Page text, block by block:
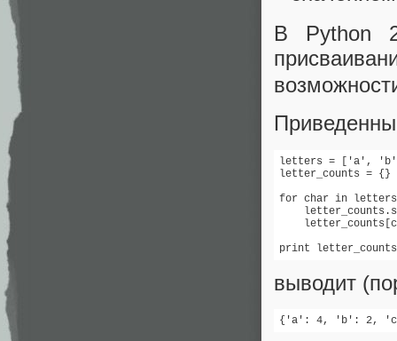
В Python
letters = ['a',
letter_counts = {}
for char in
print letter_counts
выводит
{'a': 4, 'b': 2,